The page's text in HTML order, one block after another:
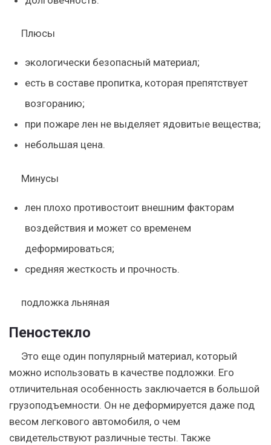
Плюсы
экологически безопасный материал;
есть в составе пропитка, которая препятствует
возгоранию;
при пожаре лен не выделяет ядовитые вещества;
небольшая цена.
Минусы
лен плохо противостоит внешним факторам
воздействия и может со временем
деформироваться;
средняя жесткость и прочность.
подложка льняная
Пеностекло
Это еще один популярный материал, который
можно использовать в качестве подложки. Его
отличительная особенность заключается в большой
грузоподъемности. Он не деформируется даже под
весом легкового автомобиля, о чем
свидетельствуют различные тесты. Также